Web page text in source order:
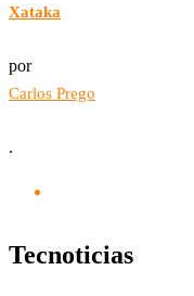
Xataka
por
Carlos Prego
.
Tecnoticias